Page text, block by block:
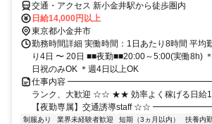
交通・アクセス 新小金井駅から徒歩圏内
日給14,000円以上
東京都小金井市
勤務時間詳細 実働時間：1日あたり8時間 平均
り4日 〜 20日 ■■夜勤■■20:00～5:00(実働8h)
日祝のみOK ＊週4日以上OK
仕事内容
ランク、大歓迎 ☆☆ ★★ 効率よく稼げる日
【夜勤専属】交通誘導staff ☆☆
制服あり 業界未経験者歓迎 短期（3ヵ月以内） 扶養内